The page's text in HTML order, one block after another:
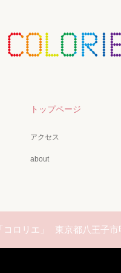
トップページ
アクセス
about
ロリエ」 東京都八王子